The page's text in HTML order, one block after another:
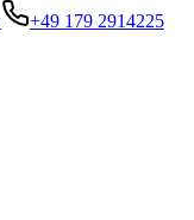
+49 179 2914225